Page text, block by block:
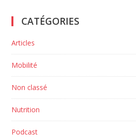
CATÉGORIES
Articles
Mobilité
Non classé
Nutrition
Podcast